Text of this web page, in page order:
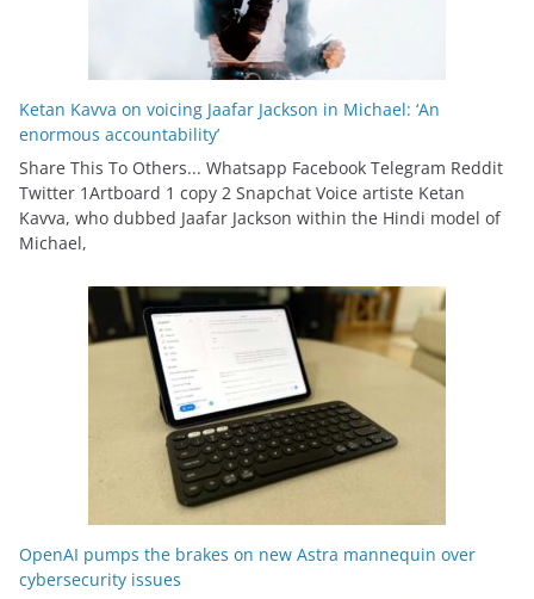
Ketan Kavva on voicing Jaafar Jackson in Michael: ‘An
enormous accountability’
Share This To Others... Whatsapp Facebook Telegram Reddit
Twitter 1Artboard 1 copy 2 Snapchat Voice artiste Ketan
Kavva, who dubbed Jaafar Jackson within the Hindi model of
Michael,
OpenAI pumps the brakes on new Astra mannequin over
cybersecurity issues